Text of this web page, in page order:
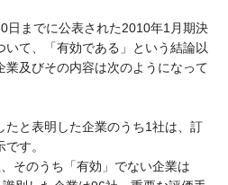
までに公表された2010年1月期決
て、「有効である」という結論以
及びその内容は次のようになって
と表明した企業のうち1社は、訂
す。
そのうち「有効」でない企業は